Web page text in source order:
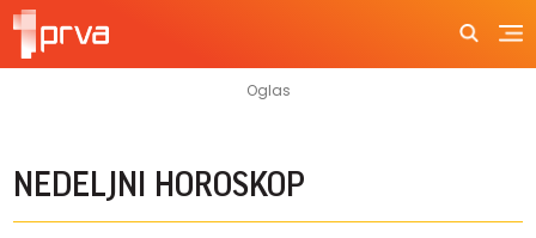
NEDELJNI HOROSKOP